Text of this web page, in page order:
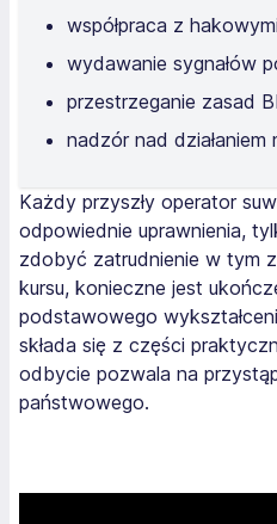
współpraca z
wydawanie sygnałów
przestrzeganie zasad
nadzór nad działaniem
Każdy przyszły operator
odpowiednie uprawnienia,
zdobyć zatrudnienie w tym
kursu, konieczne jest
podstawowego
składa się z części
odbycie pozwala na
państwowego.